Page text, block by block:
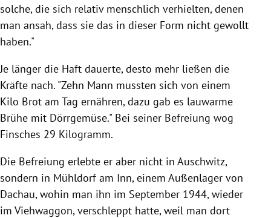
solche, die sich relativ menschlich verhielten, denen
man ansah, dass sie das in dieser Form nicht gewollt
haben."
Je länger die Haft dauerte, desto mehr ließen die
Kräfte nach. "Zehn Mann mussten sich von einem
Kilo Brot am Tag ernähren, dazu gab es lauwarme
Brühe mit Dörrgemüse." Bei seiner Befreiung wog
Finsches 29 Kilogramm.
Die Befreiung erlebte er aber nicht in Auschwitz,
sondern in Mühldorf am Inn, einem Außenlager von
Dachau, wohin man ihn im September 1944, wieder
im Viehwaggon, verschleppt hatte, weil man dort